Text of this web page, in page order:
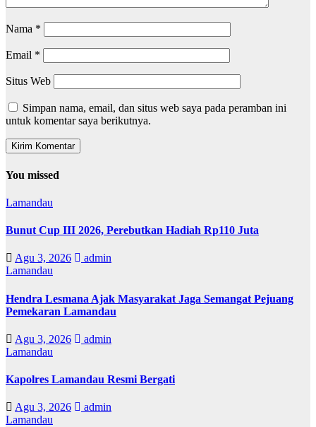
Nama *
Email *
Situs Web
Simpan nama, email, dan situs web saya pada peramban ini
untuk komentar saya berikutnya.
You missed
Lamandau
Bunut Cup III 2026, Perebutkan Hadiah Rp110 Juta
Agu 3, 2026
admin
Lamandau
Hendra Lesmana Ajak Masyarakat Jaga Semangat Pejuang
Pemekaran Lamandau
Agu 3, 2026
admin
Lamandau
Kapolres Lamandau Resmi Bergati
Agu 3, 2026
admin
Lamandau